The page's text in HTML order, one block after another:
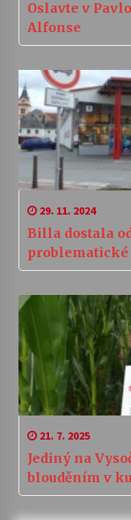
Oslavte v
Alfonse
29. 11. 2024
Billa dostala
problematické
21. 7. 2025
Jediný na
blouděním v